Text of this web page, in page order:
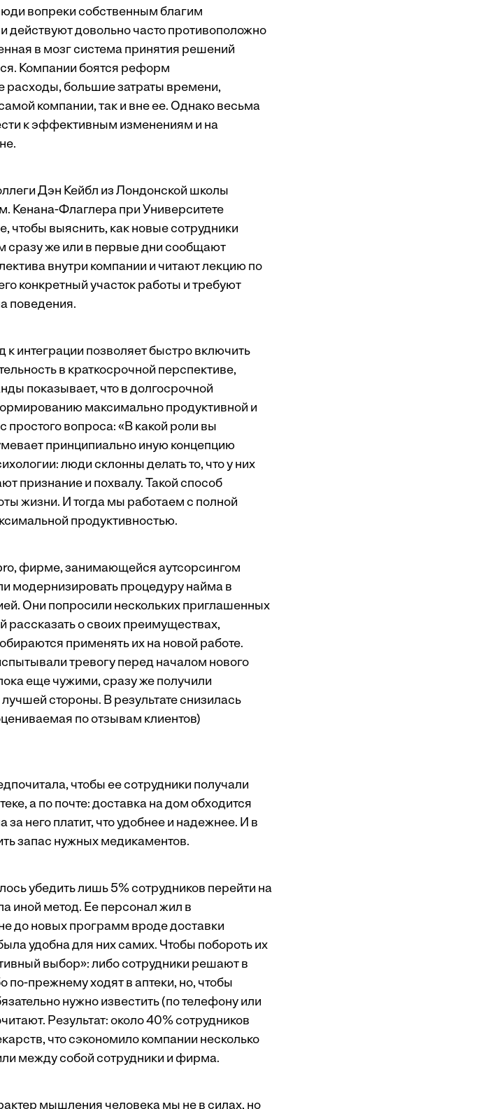
вопреки собственным благим
действуют довольно часто противоположно
в мозг система принятия решений
Компании боятся реформ
расходы, большие затраты времени,
компании, так и вне ее. Однако весьма
к эффективным изменениям и на
Дэн Кейбл из Лондонской школы
Кенана-Флаглера при Университете
выяснить, как новые сотрудники
сразу же или в первые дни сообщают
внутри компании и читают лекцию по
конкретный участок работы и требуют
поведения.
интеграции позволяет быстро включить
в краткосрочной перспективе,
показывает, что в долгосрочной
максимально продуктивной и
вопроса: «В какой роли вы
принципиально иную концепцию
люди склонны делать то, что у них
признание и похвалу. Такой способ
жизни. И тогда мы работаем с полной
продуктивностью.
фирме, занимающейся аутсорсингом
модернизировать процедуру найма в
Они попросили нескольких приглашенных
рассказать о своих преимуществах,
применять их на новой работе.
тревогу перед началом нового
еще чужими, сразу же получили
стороны. В результате снизилась
по отзывам клиентов)
чтобы ее сотрудники получали
а по почте: доставка на дом обходится
него платит, что удобнее и надежнее. И в
запас нужных медикаментов.
убедить лишь 5% сотрудников перейти на
иной метод. Ее персонал жил в
до новых программ вроде доставки
удобна для них самих. Чтобы побороть их
выбор»: либо сотрудники решают в
по-прежнему ходят в аптеки, но, чтобы
нужно известить (по телефону или
Результат: около 40% сотрудников
что сэкономило компании несколько
между собой сотрудники и фирма.
мышления человека мы не в силах, но